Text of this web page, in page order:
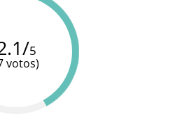
100%
sumergible
5
votos)